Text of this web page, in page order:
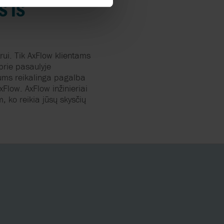
IŠ
. Tik AxFlow klientams
pasaulyje
reikalinga pagalba
AxFlow inžinieriai
, ko reikia jūsų skysčių